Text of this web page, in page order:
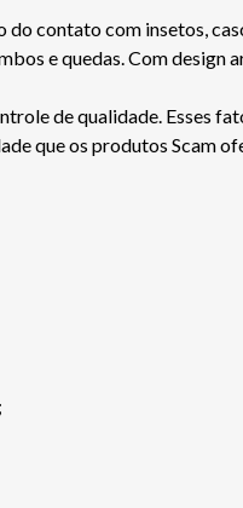
contato com insetos,
e quedas. Com
de qualidade. Esses
que os produtos Scam